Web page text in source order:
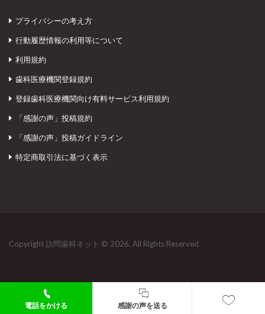
電話をかける 感謝の声を送る
プライバシーの考え方
行動履歴情報の利用等について
利用規約
歯科医療機関登録規約
登録歯科医療機関向け有料サービス利用規約
「感謝の声」投稿規約
「感謝の声」投稿ガイドライン
特定商取引法に基づく表示
Copyright 訪問歯科ネット © 2026. All Rights Reserved